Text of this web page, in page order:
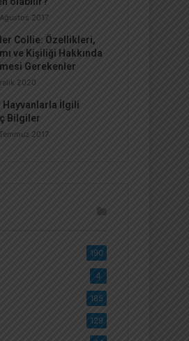
2017
Collie: Özellikleri,
ve Kişiliği Hakkında
Gerekenler
2020
Hayvanlarla İlgili
Bilgiler
2017
190
4
185
129